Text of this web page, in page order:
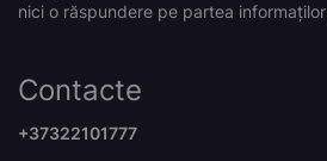
nici o răspundere pe partea
Contacte
+37322101777